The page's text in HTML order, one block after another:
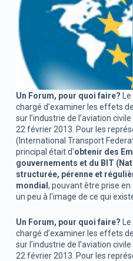
Un Forum, pour quoi faire?
chargé d’examiner les effets
sur l’industrie de l’aviation
22 février 2013. Pour les
(International Transport
principal était d'obtenir des
gouvernements et du BIT
structurée, pérenne et
mondial , pouvant être prise
un peu à l'image de ce qui
Un Forum, pour quoi faire?
chargé d’examiner les effets
sur l’industrie de l’aviation
22 février 2013. Pour les